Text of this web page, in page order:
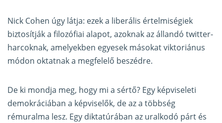
Nick Cohen úgy látja: ezek a liberális értelmiségiek
biztosítják a filozófiai alapot, azoknak az állandó twitter-
harcoknak, amelyekben egyesek másokat viktoriánus
módon oktatnak a megfelelő beszédre.
De ki mondja meg, hogy mi a sértő? Egy képviseleti
demokráciában a képviselők, de az a többség
rémuralma lesz. Egy diktatúrában az uralkodó párt és